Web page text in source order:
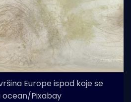
Europe ispod koje se
ocean/Pixabay